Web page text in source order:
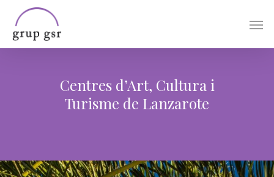
main
Centres d’Art, Cultura i
Turisme de Lanzarote